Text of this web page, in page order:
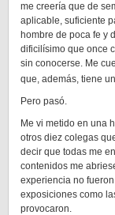
me creería que de
aplicable, suficiente
hombre de poca fe y
dificilísimo que once
sin conocerse. Me
que, además, tiene
Pero pasó.
Me vi metido en una
otros diez colegas
decir que todas me
contenidos me
experiencia no
exposiciones como
provocaron.